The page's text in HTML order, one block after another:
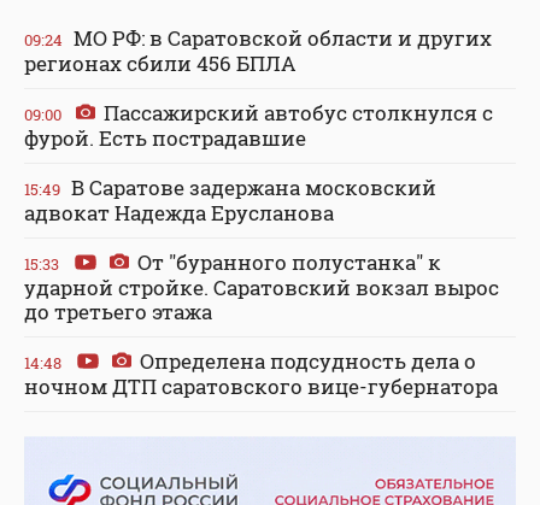
09:24 МО РФ: в Саратовской области и других
регионах сбили 456 БПЛА
09:00
Пассажирский автобус столкнулся с
фурой. Есть пострадавшие
15:49 В Саратове задержана московский
адвокат Надежда Ерусланова
15:33
От "буранного полустанка" к
ударной стройке. Саратовский вокзал вырос
до третьего этажа
14:48
Определена подсудность дела о
ночном ДТП саратовского вице-губернатора